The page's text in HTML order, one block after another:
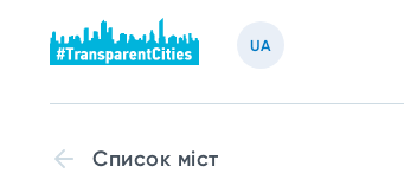
UA
Список міст